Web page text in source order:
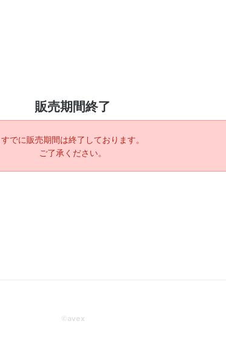
販売期間終了
すでに販売期間は終了しております。
ご了承ください。
© avex